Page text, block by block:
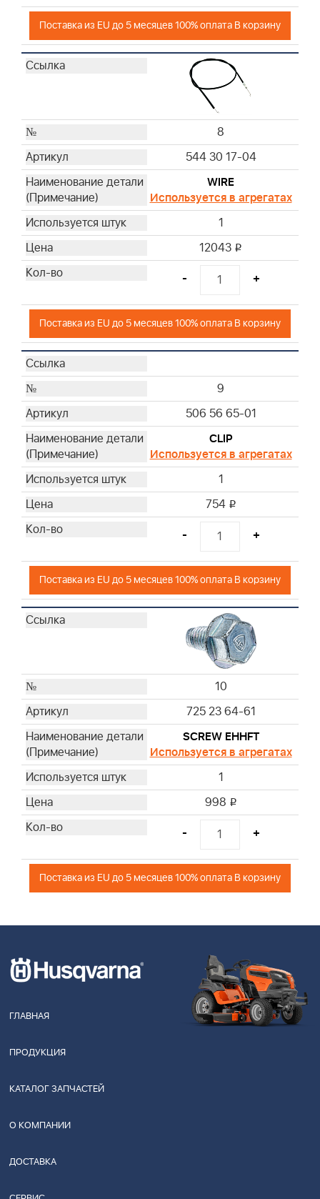
Поставка из EU до 5 месяцев 100% оплата В корзину
8
544 30 17-04
WIRE
Используется в агрегатах
1
12043 i
- +
Поставка из EU до 5 месяцев 100% оплата В корзину
9
506 56 65-01
CLIP
Используется в агрегатах
1
754 i
- +
Поставка из EU до 5 месяцев 100% оплата В корзину
10
725 23 64-61
SCREW EHHFT
Используется в агрегатах
1
998 i
- +
Поставка из EU до 5 месяцев 100% оплата В корзину
ГЛАВНАЯ
ПРОДУКЦИЯ
КАТАЛОГ ЗАПЧАСТЕЙ
О КОМПАНИИ
ДОСТАВКА